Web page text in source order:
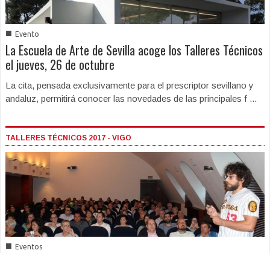
■ Evento
La Escuela de Arte de Sevilla acoge los Talleres Técnicos
el jueves, 26 de octubre
La cita, pensada exclusivamente para el prescriptor sevillano y
andaluz, permitirá conocer las novedades de las principales f ...
TALLERES TÉCNICOS 2017 - VIGO
■ Eventos